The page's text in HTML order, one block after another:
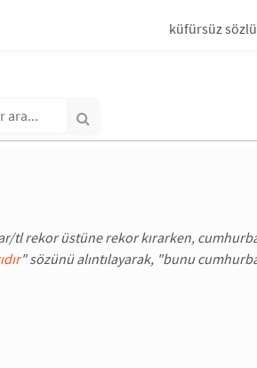
küfürsüz
tl rekor üstüne rekor kırarken,
" sözünü alıntılayarak, "bunu